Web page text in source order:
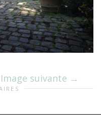
Image suivante